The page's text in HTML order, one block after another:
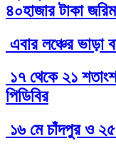
৪০হাজার টাকা
এবার লঞ্চের ভাড়া
১৭ থেকে ২১
পিডিবির
১৬ মে চাঁদপুর ও ২৫